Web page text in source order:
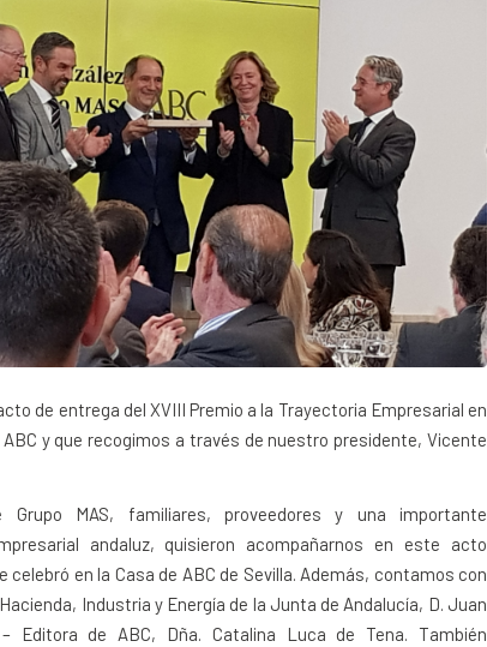
de entrega del XVIII Premio a la Trayectoria Empresarial en
y que recogimos a través de nuestro presidente, Vicente
MAS, familiares, proveedores y una importante
andaluz, quisieron acompañarnos en este acto
celebró en la Casa de ABC de Sevilla. Además, contamos con
Industria y Energía de la Junta de Andalucía, D. Juan
Editora de ABC, Dña. Catalina Luca de Tena. También